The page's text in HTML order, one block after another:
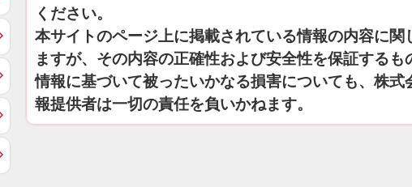
ください。
本サイトのページ上に掲載されている情報の内容に関
ますが、その内容の正確性および安全性を保証する
情報に基づいて被ったいかなる損害についても、株
報提供者は一切の責任を負いかねます。